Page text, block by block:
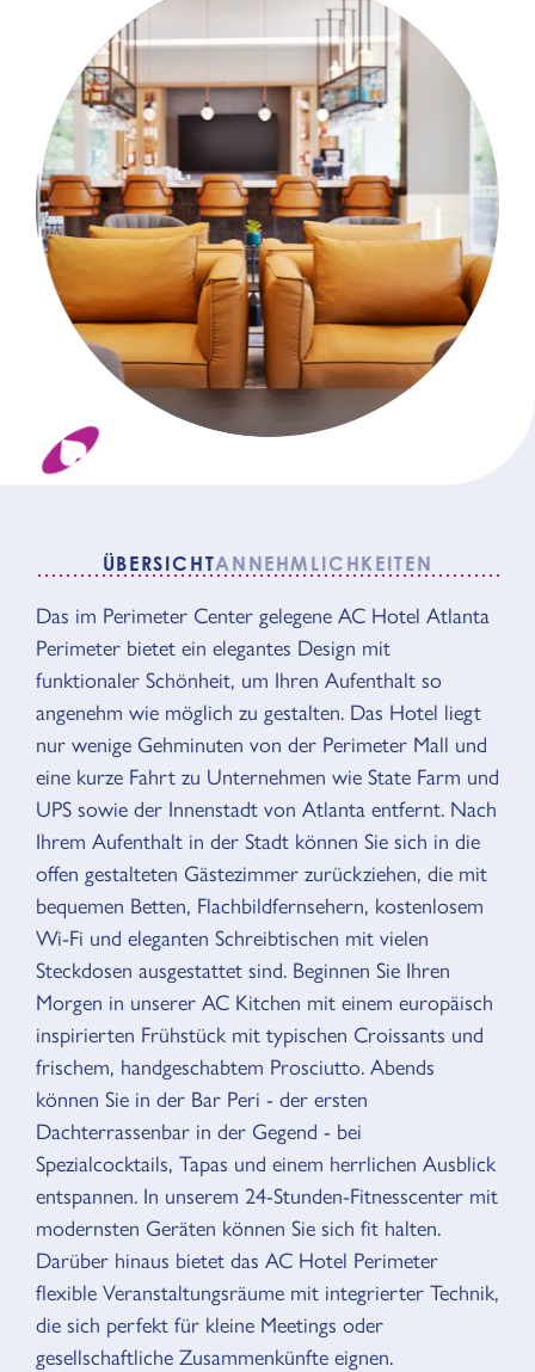
ÜBERSICHTANNEHMLICHKEITEN
ÜBERSICHT
Das im Perimeter Center gelegene AC Hotel Atlanta
Perimeter bietet ein elegantes Design mit
funktionaler Schönheit, um Ihren Aufenthalt so
angenehm wie möglich zu gestalten. Das Hotel liegt
nur wenige Gehminuten von der Perimeter Mall und
eine kurze Fahrt zu Unternehmen wie State Farm und
UPS sowie der Innenstadt von Atlanta entfernt. Nach
Ihrem Aufenthalt in der Stadt können Sie sich in die
offen gestalteten Gästezimmer zurückziehen, die mit
bequemen Betten, Flachbildfernsehern, kostenlosem
Wi-Fi und eleganten Schreibtischen mit vielen
Steckdosen ausgestattet sind. Beginnen Sie Ihren
Morgen in unserer AC Kitchen mit einem europäisch
inspirierten Frühstück mit typischen Croissants und
frischem, handgeschabtem Prosciutto. Abends
können Sie in der Bar Peri - der ersten
Dachterrassenbar in der Gegend - bei
Spezialcocktails, Tapas und einem herrlichen Ausblick
entspannen. In unserem 24-Stunden-Fitnesscenter mit
modernsten Geräten können Sie sich fit halten.
Darüber hinaus bietet das AC Hotel Perimeter
flexible Veranstaltungsräume mit integrierter Technik,
die sich perfekt für kleine Meetings oder
gesellschaftliche Zusammenkünfte eignen.